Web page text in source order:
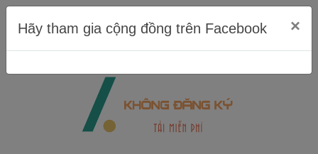
Hãy tham gia cộng đồng trên Facebook ×